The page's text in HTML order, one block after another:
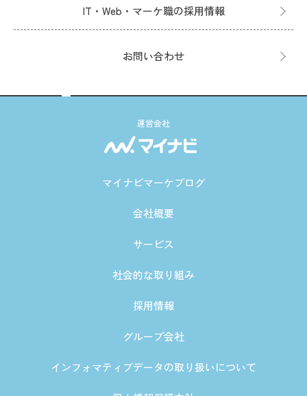
IT・Web・マーケ職の採用情報
お問い合わせ
運営会社
マイナビマーケブログ
会社概要
サービス
社会的な取り組み
採用情報
グループ会社
インフォマティブデータの取り扱いについて